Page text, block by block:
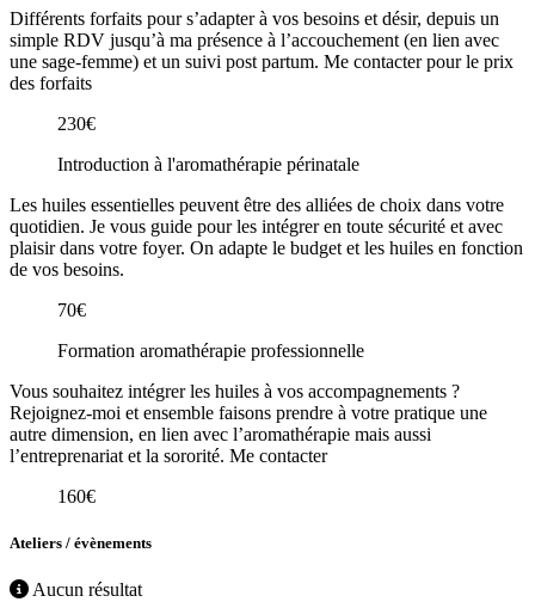
Différents forfaits pour s’adapter à vos besoins et désir, depuis un
simple RDV jusqu’à ma présence à l’accouchement (en lien avec
une sage-femme) et un suivi post partum. Me contacter pour le prix
des forfaits
230€
Introduction à l'aromathérapie périnatale
Les huiles essentielles peuvent être des alliées de choix dans votre
quotidien. Je vous guide pour les intégrer en toute sécurité et avec
plaisir dans votre foyer. On adapte le budget et les huiles en fonction
de vos besoins.
70€
Formation aromathérapie professionnelle
Vous souhaitez intégrer les huiles à vos accompagnements ?
Rejoignez-moi et ensemble faisons prendre à votre pratique une
autre dimension, en lien avec l’aromathérapie mais aussi
l’entreprenariat et la sororité. Me contacter
160€
Ateliers / évènements
Aucun résultat